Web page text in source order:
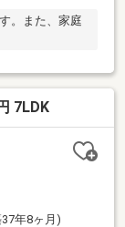
。また、家庭
7LDK
年8ヶ月)